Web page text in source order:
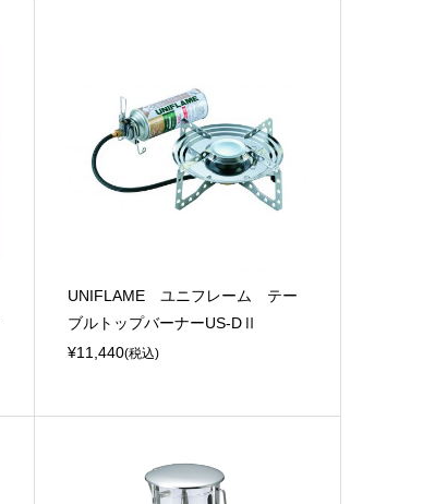
UNIFLAME ユニフレーム テー
ブルトップバーナーUS-DⅡ
¥11,440(税込)